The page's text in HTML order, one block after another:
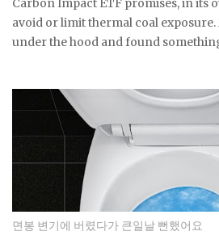
volume that's held into 2026 Drunk
Polypeptide Cream , 5...
Carbon Impact ETF promises, in its
avoid or limit thermal coal
under the hood and found
what does the ESG label on your
guarantee about what's sitting inside
out. As You Sow's Fossil Free
numbers on sustainable funds and
majority of them hold at least some
Here's the part that should give you
sample of non-sustainable funds
rate of fossil fuel holdings. Same
면봉 변기에 버렸다가 큰일날 뻔했어요